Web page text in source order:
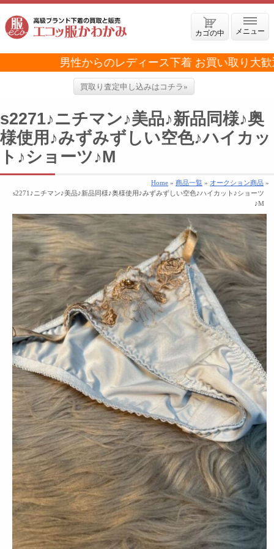
メニュー
カゴの中
男性からのレディース下着 お買い取り大歓迎
買取り査定申し込みはコチラ»
s2271♪ニチマン♪美品♪新品同様♪奥
様使用♪みずみずしい空色♪ハイカッ
ト♪ショーツ♪M
Home » 商品一覧 » オークション商品 »
s2271♪ニチマン♪美品♪新品同様♪奥様使用♪みずみずしい空色♪ハイカット♪ショーツ
♪M